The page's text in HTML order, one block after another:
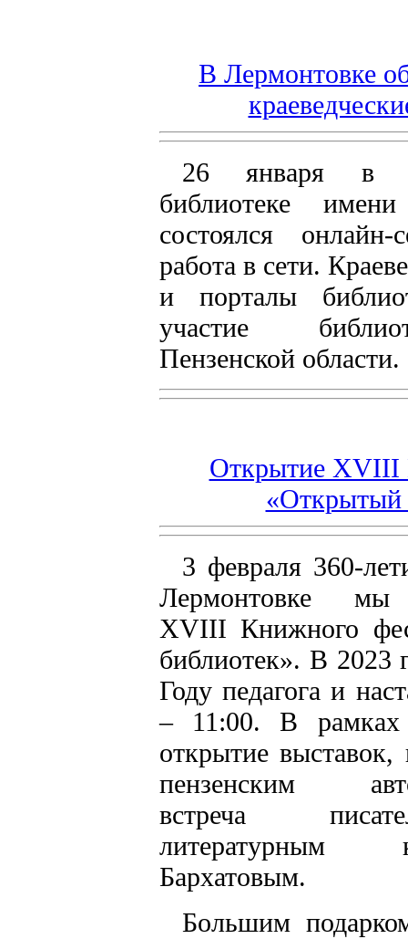
В Лермонтовке
26 января в
библиотеке
состоялся онлайн-
работа в сети.
и порталы
участие
Пензенской области.
Открытие XVIII
«Открытый
3 февраля 360-
Лермонтовке
XVIII Книжного
библиотек». В 2023
Году педагога и
– 11:00. В рамках
открытие
пензенским
встреча
литературным
Бархатовым.
Большим